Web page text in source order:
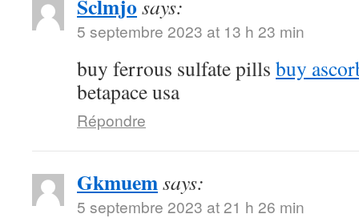
Sclmjo says:
5 septembre 2023 at 13 h 23 min
buy ferrous sulfate pills buy
betapace usa
Répondre
Gkmuemsays:
5 septembre 2023 at 21 h 26 min